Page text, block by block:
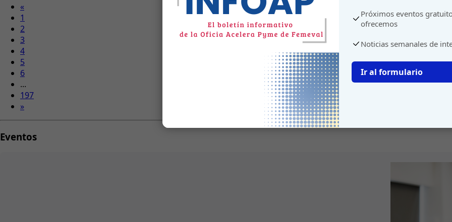
«
1
2
3
4
5
6
...
197
»
Eventos
Próximos eventos
ofrecemos
Noticias semanales de
Ir al formulario